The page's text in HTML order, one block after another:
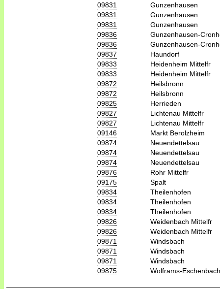
09831
Gunzenhausen
09831
Gunzenhausen
09831
Gunzenhausen
09836
Gunzenhausen-
09836
Gunzenhausen-
09837
Haundorf
09833
Heidenheim Mittelfr
09833
Heidenheim Mittelfr
09872
Heilsbronn
09872
Heilsbronn
09825
Herrieden
09827
Lichtenau Mittelfr
09827
Lichtenau Mittelfr
09146
Markt Berolzheim
09874
Neuendettelsau
09874
Neuendettelsau
09874
Neuendettelsau
09876
Rohr Mittelfr
09175
Spalt
09834
Theilenhofen
09834
Theilenhofen
09834
Theilenhofen
09826
Weidenbach Mittelfr
09826
Weidenbach Mittelfr
09871
Windsbach
09871
Windsbach
09871
Windsbach
09875
Wolframs-Eschenbach